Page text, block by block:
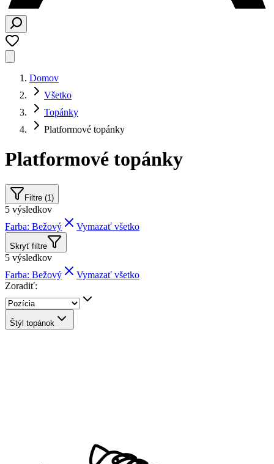
Domov
Všetko
Topánky
Platformové topánky
Platformové topánky
Filtre (1)
5 výsledkov
Farba: Bežový
Vymazať všetko
Skryť filtre
5 výsledkov
Farba: Bežový
Vymazať všetko
Zoradiť:
Štýl topánok